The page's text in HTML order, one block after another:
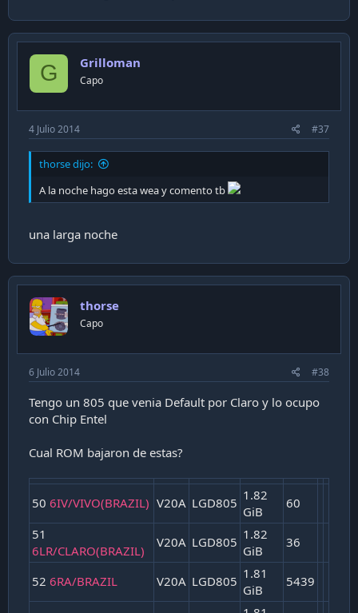
G Grilloman
Capo
4 Julio 2014 #37
thorse dijo:
A la noche hago esta wea y comento tb
una larga noche
thorse
Capo
6 Julio 2014 #38
Tengo un 805 que venia Default por Claro y lo ocupo
con Chip Entel
Cual ROM bajaron de estas?
50 6IV/VIVO(BRAZIL) V20A LGD805 1.82
GiB
60
51
6LR/CLARO(BRAZIL)
V20A LGD805 1.82
GiB
36
52 6RA/BRAZIL V20A LGD805 1.81
GiB
5439